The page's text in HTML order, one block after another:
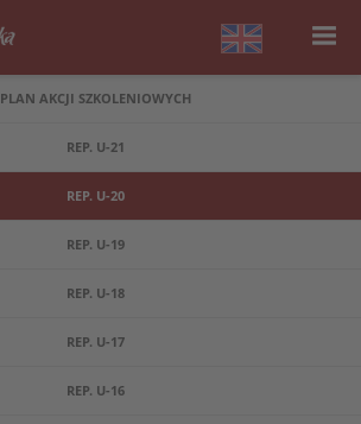
PLAN AKCJI SZKOLENIOWYCH
REP. U-21
REP. U-20
REP. U-19
REP. U-18
REP. U-17
REP. U-16